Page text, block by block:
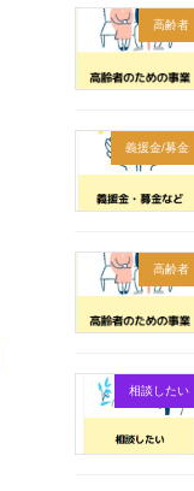
高齢者
義援金/募金
高齢者
相談したい